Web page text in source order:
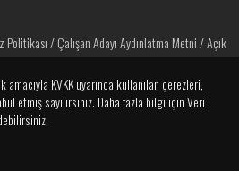
KVKK uyarınca kullanılan çerezleri,
etmiş sayılırsınız. Daha fazla bilgi için Veri
Politikası/Çalışan Adayı Aydınlatma Metni/Açık